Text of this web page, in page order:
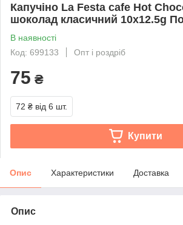
Капучіно La Festa cafe Hot
шоколад класичний 10х12.5g
В наявності
Код: 699133
Опт і роздріб
75 ₴
72 ₴ від 6 шт.
Купити
Опис Характеристики Доставка
Опис